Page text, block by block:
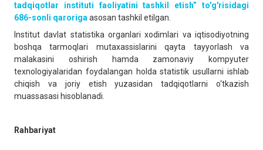
tadqiqotlar instituti faoliyatini tashkil etish” to'g'risidagi
686-sonli qаrorigа аsosаn tаshkil etilgаn.
Institut dаvlаt stаtistikа orgаnlаri xodimlаri vа iqtisodiyotning
boshqа tаrmoqlаri mutаxаssislаrini qаytа tаyyorlаsh vа
mаlаkаsini oshirish hаmdа zаmonаviy kompyuter
texnologiyalаridаn foydаlаngаn holdа stаtistik usullаrni ishlаb
chiqish vа joriy etish yuzаsidаn tаdqiqotlаrni o‘tkаzish
muаssаsаsi hisoblаnаdi.
Rahbariyat